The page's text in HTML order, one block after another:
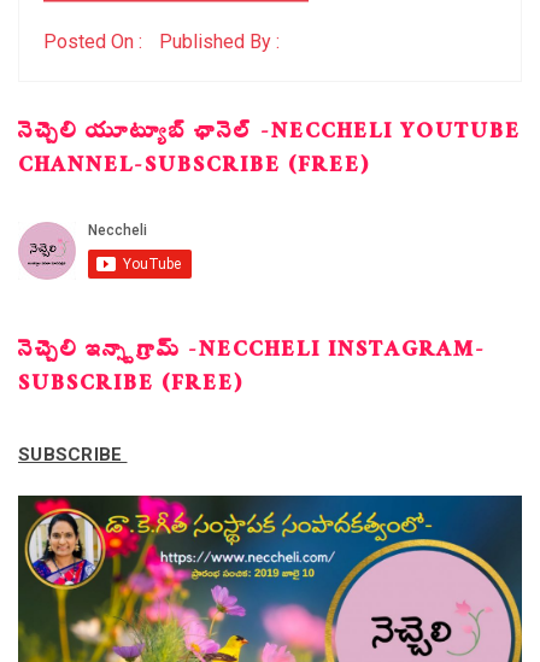
Posted On : Published By :
నెచ్చెలి యూట్యూబ్ ఛానెల్ -NECCHELI YOUTUBE
CHANNEL-SUBSCRIBE (FREE)
నెచ్చెలి ఇన్స్టాగ్రామ్ -NECCHELI INSTAGRAM-
SUBSCRIBE (FREE)
SUBSCRIBE